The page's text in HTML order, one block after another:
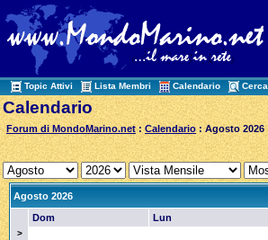
Topic Attivi Lista Membri Calendario Cerca
Calendario
Forum di MondoMarino.net :Calendario : Agosto 2026
Agosto 2026
>
Dom Lun